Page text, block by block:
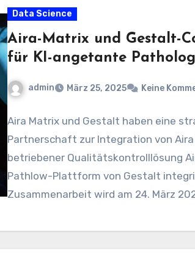
Data Science
Aira-Matrix und Gestalt-
für KI-angetante
admin März 25, 2025 Keine
Aira Matrix und Gestalt haben eine
Partnerschaft zur Integration von Aira
betriebener Qualitätskontrolllösung
Pathlow-Plattform von Gestalt
Zusammenarbeit wird am 24. März